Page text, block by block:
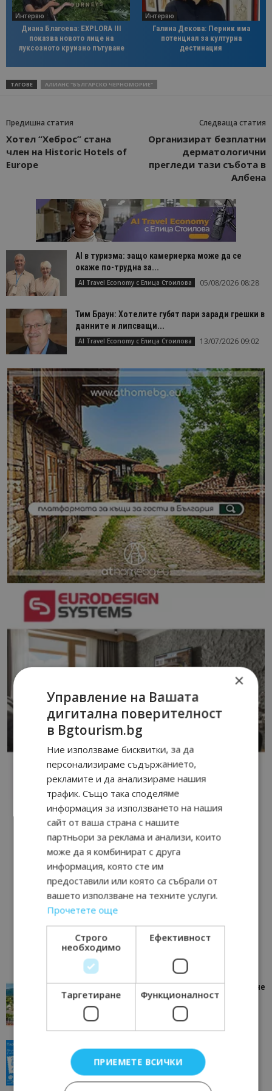
Интервю
Диана Благоева: EXPLORA III
показва новото лице на
луксозното круизно пътуване
Интервю
Галина Декова: Перник има
потенциал за културна
дестинация
ТАГОВЕ АЛИАНС "БЪЛГАРСКО ЧЕРНОМОРИЕ"
Предишна статия
Хотел “Хеброс” стана
член на Historic Hotels of
Europe
Следваща статия
Организират безплатни
дерматологични
прегледи тази събота в
Албена
AI в туризма: защо камериерка може да се
окаже по-трудна за...
AI Travel Economy с Елица Стоилова 05/08/2026 08:28
Тим Браун: Хотелите губят пари заради грешки в
данните и липсващи...
AI Travel Economy с Елица Стоилова 13/07/2026 09:02
“Пощенска картичка от…”: Петрич – Изживяване
отвъд очакваното
всички времена
Пловдив
×
Управление на Вашата
дигитална поверителност
в Bgtourism.bg
Ние използваме бисквитки, за да
персонализираме съдържанието,
рекламите и да анализираме нашия
трафик. Също така споделяме
информация за използването на нашия
сайт от ваша страна с нашите
партньори за реклама и анализи, които
може да я комбинират с друга
информация, която сте им
предоставили или която са събрали от
вашето използване на техните услуги.
Прочетете още
Строго
необходимо
Ефективност
Таргетиране Функционалност
ПРИЕМЕТЕ ВСИЧКИ